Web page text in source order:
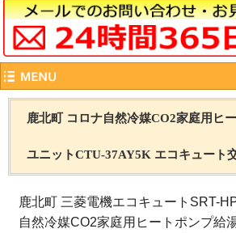
鹿北町 コロナ自然冷媒CO2家庭用ヒ
ユニットCTU-37AY5K エコキュート
鹿北町 三菱電機エコキュートSRT-
自然冷媒CO2家庭用ヒートポンプ給